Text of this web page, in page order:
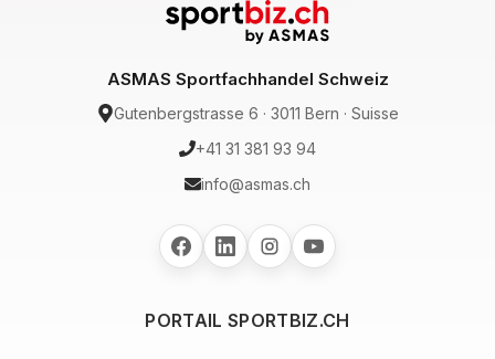
ASMAS Sportfachhandel Schweiz
Gutenbergstrasse 6 · 3011 Bern · Suisse
+41 31 381 93 94
info@asmas.ch
PORTAIL SPORTBIZ.CH